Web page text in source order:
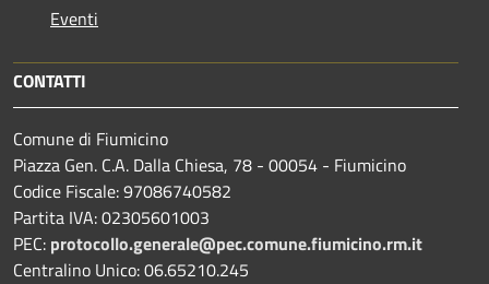
Eventi
CONTATTI
Comune di Fiumicino
Piazza Gen. C.A. Dalla Chiesa, 78 - 00054 - Fiumicino
Codice Fiscale: 97086740582
Partita IVA: 02305601003
PEC: protocollo.generale@pec.comune.fiumicino.rm.it
Centralino Unico: 06.65210.245